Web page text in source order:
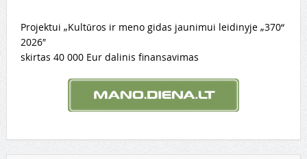
Projektui „Kultūros ir meno gidas jaunimui leidinyje „370“
2026″
skirtas 40 000 Eur dalinis finansavimas